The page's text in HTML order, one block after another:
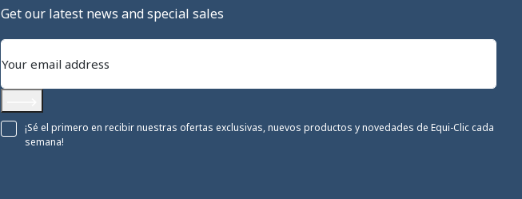
Get our latest news and special sales
Subscribe
¡Sé el primero en recibir nuestras ofertas exclusivas, nuevos productos y novedades de Equi-Clic cada
semana!